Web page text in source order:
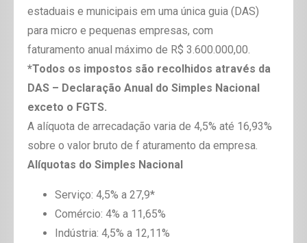
estaduais e municipais em uma única guia (DAS)
para micro e pequenas empresas, com
faturamento anual máximo de R$ 3.600.000,00.
*Todos os impostos são recolhidos através da
DAS – Declaração Anual do Simples Nacional
exceto o FGTS.
A alíquota de arrecadação varia de 4,5% até 16,93%
sobre o valor bruto de f aturamento da empresa.
Alíquotas do Simples Nacional
Serviço: 4,5% a 27,9*
Comércio: 4% a 11,65%
Indústria: 4,5% a 12,11%